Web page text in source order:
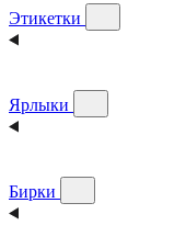
Этикетки
Ярлыки
Бирки